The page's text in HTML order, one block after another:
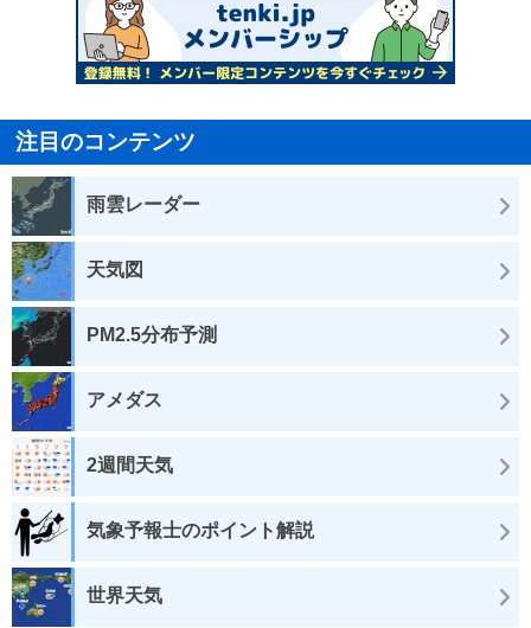
注目のコンテンツ
雨雲レーダー
天気図
PM2.5分布予測
アメダス
2週間天気
気象予報士のポイント解説
世界天気